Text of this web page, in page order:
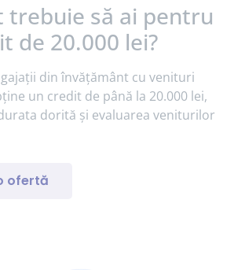
trebuie să ai pentru
de 20.000 lei?
din învățământ cu venituri
un credit de până la 20.000 lei,
dorită și evaluarea veniturilor
ofertă